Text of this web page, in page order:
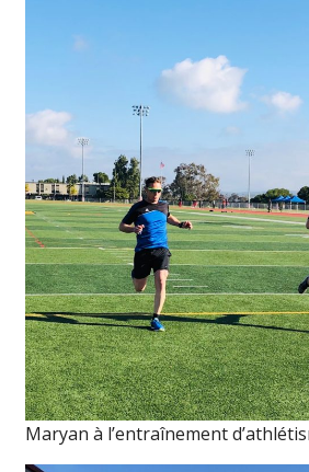
Maryan à l’entraînement